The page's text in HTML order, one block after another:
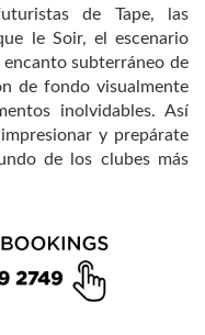
de Tape, las
le Soir, el escenario
subterráneo de
de fondo visualmente
inolvidables. Así
y prepárate
de los clubes más